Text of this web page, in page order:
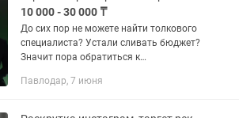
10 000 - 30 000 ₸
До сих пор не можете найти толкового
специалиста? Устали сливать бюджет?
Значит пора обратиться к
действующий Meta-Таргетолог с
Павлодар, 7 июня